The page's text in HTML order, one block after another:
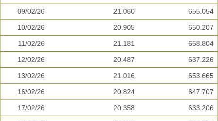
09/02/26 21.060 655.054
10/02/26 20.905 650.207
11/02/26 21.181 658.804
12/02/26 20.487 637.226
13/02/26 21.016 653.665
16/02/26 20.824 647.707
17/02/26 20.358 633.206